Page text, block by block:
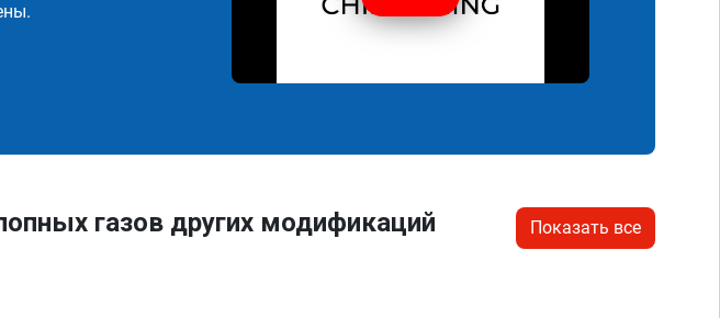
газов других модификаций
Показать все